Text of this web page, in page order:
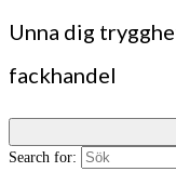
Unna dig
fackhandel
Search for: